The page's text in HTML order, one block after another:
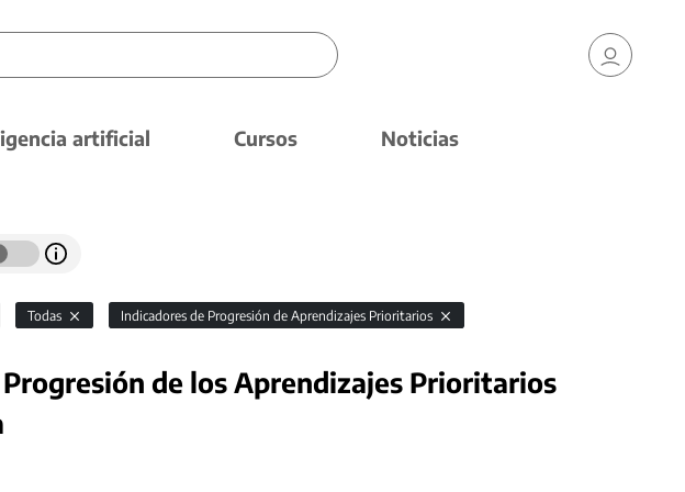
artificial Cursos Noticias
Todas Indicadores de Progresión de Aprendizajes Prioritarios
de los Aprendizajes Prioritarios